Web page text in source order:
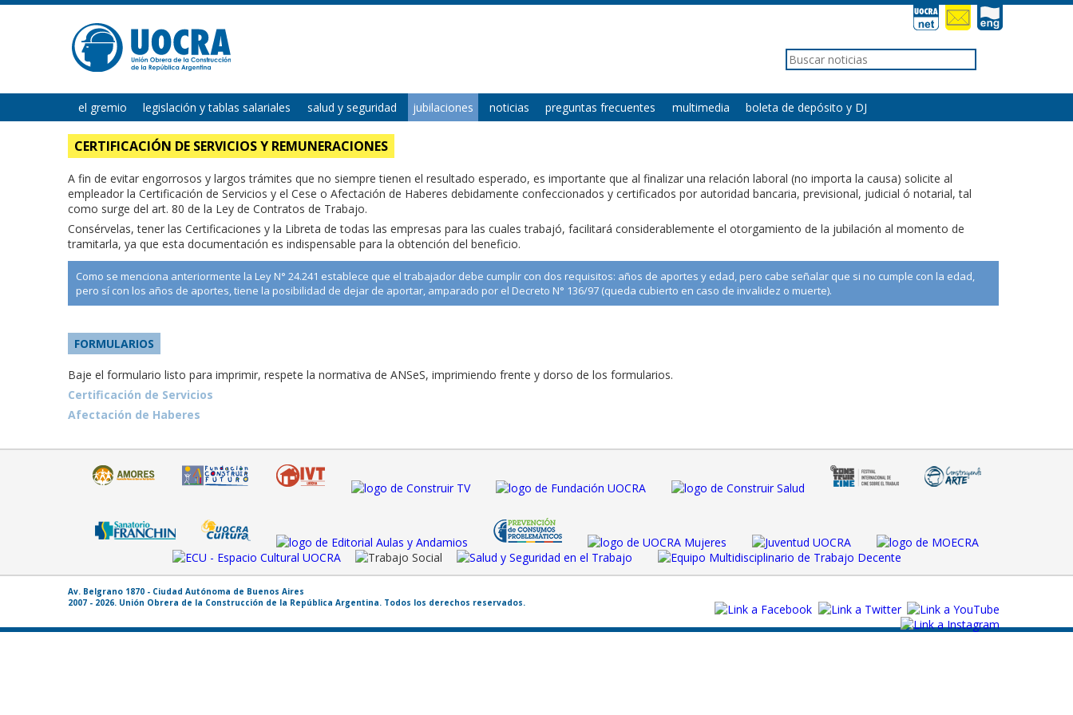
el gremio legislación y tablas salariales salud y seguridad jubilaciones noticias preguntas frecuentes multimedia boleta de depósito y DJ
CERTIFICACIÓN DE SERVICIOS Y REMUNERACIONES
A fin de evitar engorrosos y largos trámites que no siempre tienen el resultado esperado, es importante que al finalizar una relación laboral (no importa la causa) solicite al
empleador la Certificación de Servicios y el Cese o Afectación de Haberes debidamente confeccionados y certificados por autoridad bancaria, previsional, judicial ó notarial, tal
como surge del art. 80 de la Ley de Contratos de Trabajo.
Consérvelas, tener las Certificaciones y la Libreta de todas las empresas para las cuales trabajó, facilitará considerablemente el otorgamiento de la jubilación al momento de
tramitarla, ya que esta documentación es indispensable para la obtención del beneficio.
Como se menciona anteriormente la Ley N° 24.241 establece que el trabajador debe cumplir con dos requisitos: años de aportes y edad, pero cabe señalar que si no cumple con la edad,
pero sí con los años de aportes, tiene la posibilidad de dejar de aportar, amparado por el Decreto N° 136/97 (queda cubierto en caso de invalidez o muerte).
FORMULARIOS
Baje el formulario listo para imprimir, respete la normativa de ANSeS, imprimiendo frente y dorso de los formularios.
Certificación de Servicios
Afectación de Haberes
Av. Belgrano 1870 - Ciudad Autónoma de Buenos Aires
2007 - 2026. Unión Obrera de la Construcción de la República Argentina. Todos los derechos reservados.